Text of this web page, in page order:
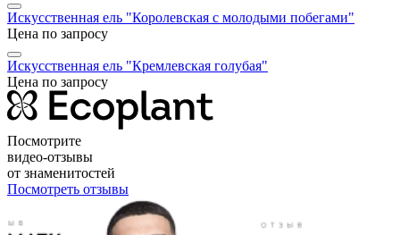
Искусственная ель "Королевская с молодыми побегами"
Цена по запросу
Искусственная ель "Кремлевская голубая"
Цена по запросу
Посмотрите
видео-отзывы
от знаменитостей
Посмотреть отзывы